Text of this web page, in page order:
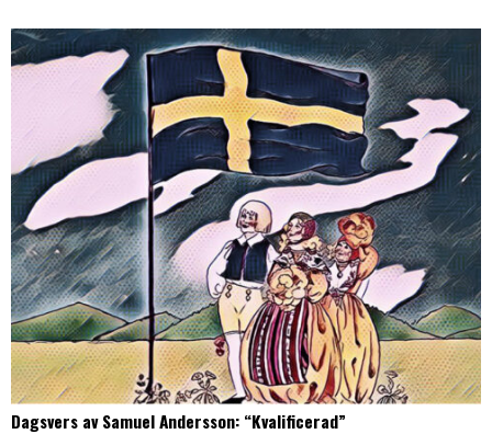
Dagsvers av Samuel Andersson: “Kvalificerad”